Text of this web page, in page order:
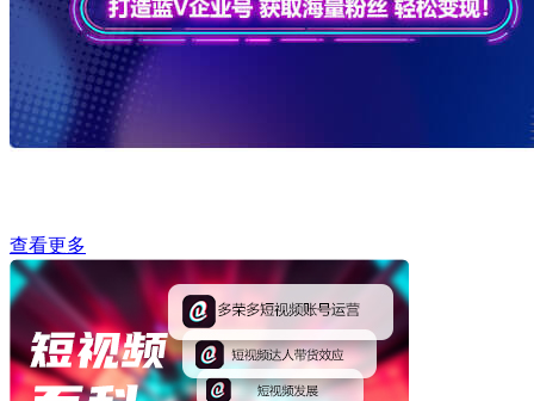
查看更多